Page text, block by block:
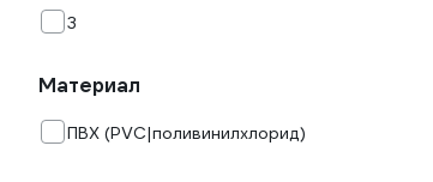
3
Материал
ПВХ (PVC|поливинилхлорид)